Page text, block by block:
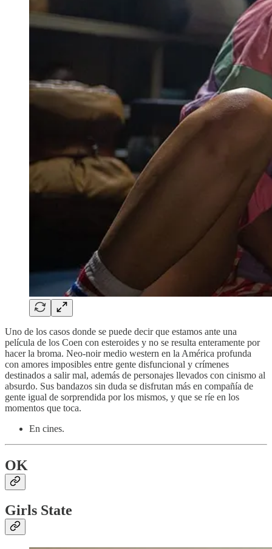
Uno de los casos donde se puede decir que estamos ante una
película de los Coen con esteroides y no se resulta enteramente por
hacer la broma. Neo-noir medio western en la América profunda
con amores imposibles entre gente disfuncional y crímenes
destinados a salir mal, además de personajes llevados con cinismo al
absurdo. Sus bandazos sin duda se disfrutan más en compañía de
gente igual de sorprendida por los mismos, y que se ríe en los
momentos que toca.
En cines.
OK
Girls State